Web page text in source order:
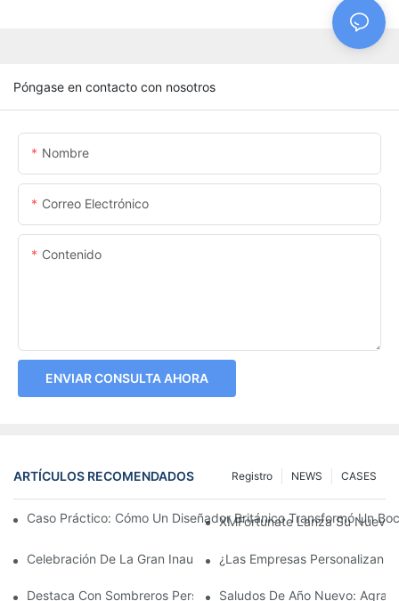
Póngase en contacto con nosotros
Nombre
Correo Electrónico
Contenido
ENVIAR CONSULTA AHORA
ARTÍCULOS RECOMENDADOS CASES
NEWS
Registro
Caso Práctico: Cómo Un Diseñador Británico Transformó Un
XMFortunate Lanza Su Nueva
Celebración De La Gran Inauguración Del Festival Del Año
¿Las Empresas Personalizan
Destaca Con Sombreros PersonalizadosSaludos De Año Nuevo: